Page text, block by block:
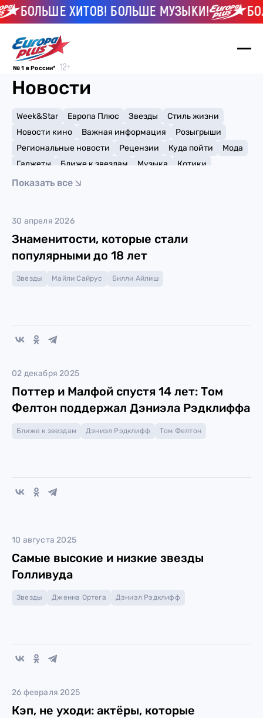
БОЛЬШЕ ХИТОВ! БОЛЬШЕ МУЗЫКИ!
№ 1 в России*
Новости
Week&Star Европа Плюс Звезды
Стиль жизни
Новости кино
Важная информация
Розыгрыши
Региональные новости
Рецензии Куда пойти
Мода
Гаджеты
Ближе к звездам Музыка
Котики
Мемы и тренды
Показать все
30 апреля 2026
Знаменитости, которые стали
популярными до 18 лет
Звезды Майли Сайрус Билли Айлиш
02 декабря 2025
Поттер и Малфой спустя 14 лет: Том
Фелтон поддержал Дэниэла Рэдклиффа
Ближе к звездам Дэниэл Рэдклифф Том Фелтон
10 августа 2025
Самые высокие и низкие звезды
Голливуда
Звезды Дженна Ортега Дэниэл Рэдклифф
26 февраля 2025
Кэп, не уходи: актёры, которые